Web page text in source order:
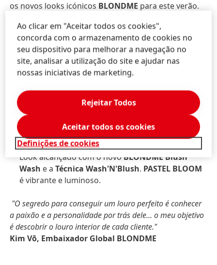
os novos looks icónicos BLONDME para este verão.
colaboração comKim Vō, Embaixador Global de
BLONDME:
HOLLYWOOD GLAM
Look alcançado com a combinação dos novos tons
Bond Enforcing Descoloração Premium 9+
através da
Técnica Illumi-Blonde
por Kim.
HOLLYWOOD GLAM
é um louro natural,
deslumbrante e cheio de brilho.
PASTEL BLOOM
Look alcançado com o novo BLONDME Blush
Wash e a Técnica Wash'N'Blush. PASTEL BLOOM
é vibrante e luminoso.
"O segredo para conseguir um louro perfeito é conhecer
a paixão e a personalidade por trás dele… o meu objetivo
é descobrir o louro interior de cada cliente."
Kim Vō, Embaixador Global BLONDME
Ao clicar em "Aceitar todos os cookies",
concorda com o armazenamento de cookies no
seu dispositivo para melhorar a navegação no
site, analisar a utilização do site e ajudar nas
nossas iniciativas de marketing.
Definições de cookies
Rejeitar Todos
Aceitar todos os cookies